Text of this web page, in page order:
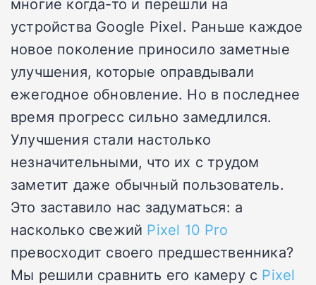
устройства Google Pixel. Раньше каждое
новое поколение приносило заметные
улучшения, которые оправдывали
ежегодное обновление. Но в последнее
время прогресс сильно замедлился.
Улучшения стали настолько
незначительными, что их с трудом
заметит даже обычный пользователь.
Это заставило нас задуматься: а
насколько свежий Pixel 10 Pro
превосходит своего предшественника?
Мы решили сравнить его камеру с Pixel